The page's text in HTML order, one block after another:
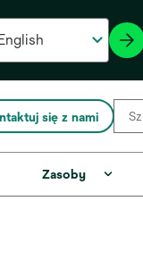
się z nami
Zasoby